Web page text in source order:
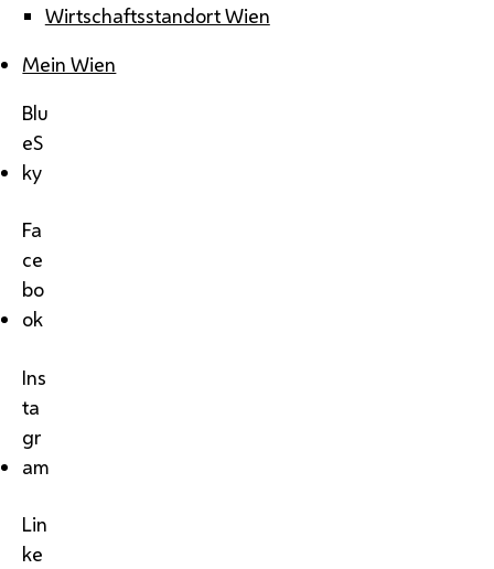
Wirtschaftsstandort Wien
Mein Wien
Blu
eS
ky
Fa
ce
bo
ok
Ins
ta
gr
am
Lin
ke